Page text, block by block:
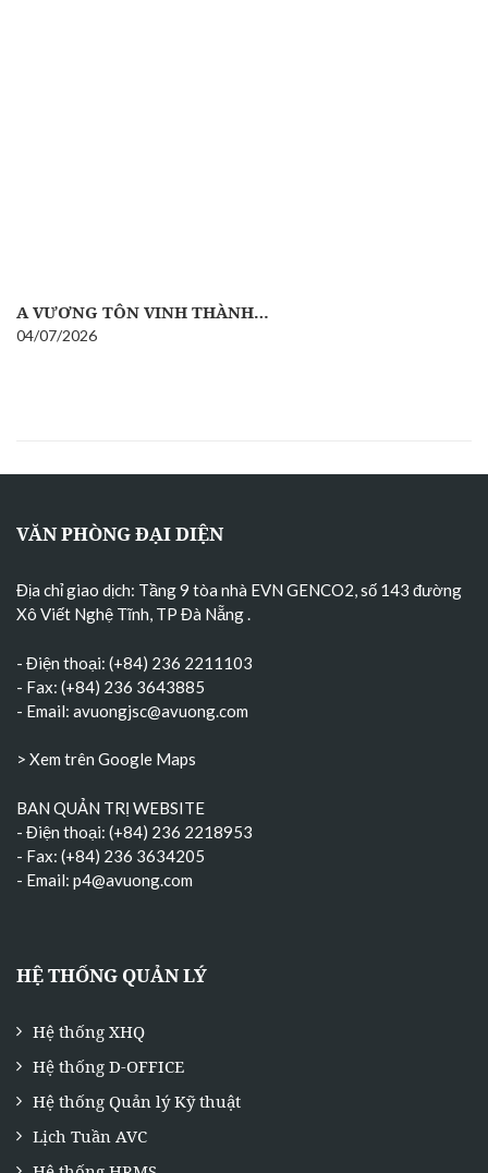
A VƯƠNG TÔN VINH THÀNH…
04/07/2026
VĂN PHÒNG ĐẠI DIỆN
Địa chỉ giao dịch: Tầng 9 tòa nhà EVN GENCO2, số 143 đường
Xô Viết Nghệ Tĩnh, TP Đà Nẵng.
- Điện thoại: (+84) 236 2211103
- Fax: (+84) 236 3643885
- Email: avuongjsc@avuong.com
> Xem trên Google Maps
BAN QUẢN TRỊ WEBSITE
- Điện thoại: (+84) 236 2218953
- Fax: (+84) 236 3634205
- Email: p4@avuong.com
HỆ THỐNG QUẢN LÝ
Hệ thống XHQ
Hệ thống D-OFFICE
Hệ thống Quản lý Kỹ thuật
Lịch Tuần AVC